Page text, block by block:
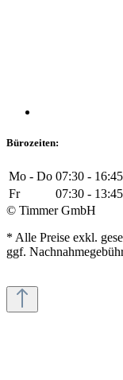
Bürozeiten:
Mo - Do 07:30 - 16:45
Fr
07:30 - 13:45
© Timmer GmbH
* Alle Preise exkl.
ggf.